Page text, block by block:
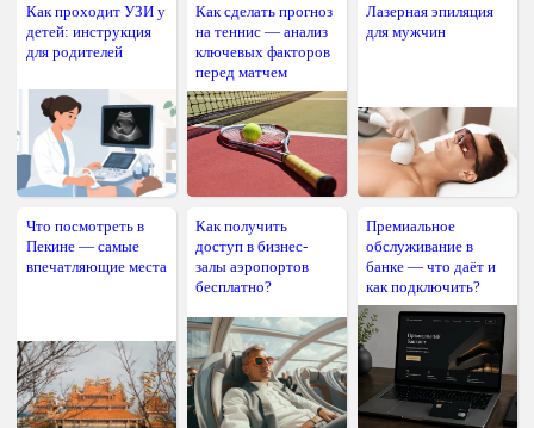
Как проходит УЗИ у
детей: инструкция
для родителей
Как сделать прогноз
на теннис — анализ
ключевых факторов
перед матчем
Лазерная эпиляция
для мужчин
Что посмотреть в
Пекине — самые
впечатляющие места
Как получить
доступ в бизнес-
залы аэропортов
бесплатно?
Премиальное
обслуживание в
банке — что даёт и
как подключить?